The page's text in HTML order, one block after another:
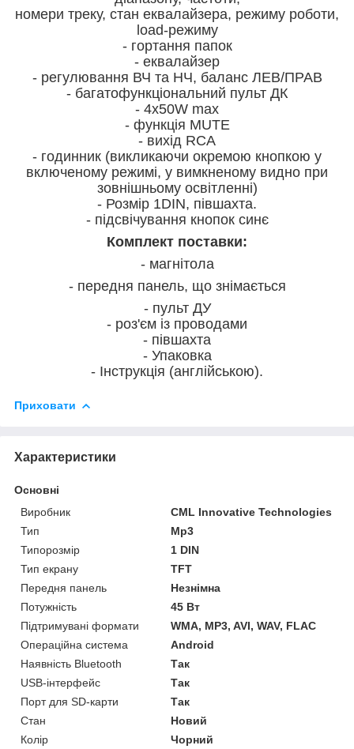
номери треку, стан еквалайзера, режиму роботи,
load-режиму
- гортання папок
- еквалайзер
- регулювання ВЧ та НЧ, баланс ЛЕВ/ПРАВ
- багатофункціональний пульт ДК
- 4х50W max
- функція MUTE
- вихід RCA
- годинник (викликаючи окремою кнопкою у
включеному режимі, у вимкненому видно при
зовнішньому освітленні)
- Розмір 1DIN, півшахта.
- підсвічування кнопок синє
Комплект поставки:
- магнітола
- передня панель, що знімається
- пульт ДУ
- роз'єм із проводами
- півшахта
- Упаковка
- Інструкція (англійською).
Приховати
Характеристики
Основні
Виробник
CML Innovative Technologies
Тип
Mp3
Типорозмір
1 DIN
Тип екрану
TFT
Передня панель
Незнімна
Потужність
45 Вт
Підтримувані формати
WMA, MP3, AVI, WAV, FLAC
Операційна система
Android
Наявність Bluetooth
Так
USB-інтерфейс
Так
Порт для SD-карти
Так
Стан
Новий
Колір
Чорний